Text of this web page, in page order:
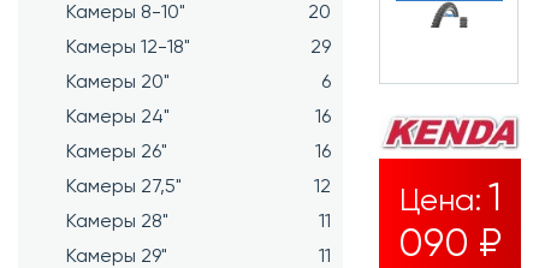
Камеры 8-10"
20
Камеры 12-18"
29
Камеры 20"
6
Камеры 24"
16
Камеры 26"
16
Камеры 27,5"
12
Камеры 28"
11
Камеры 29"
11
Цена: 1
090 ₽